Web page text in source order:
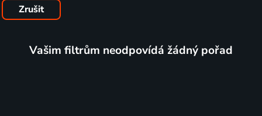
Zrušit
Vašim filtrům neodpovídá žádný pořad